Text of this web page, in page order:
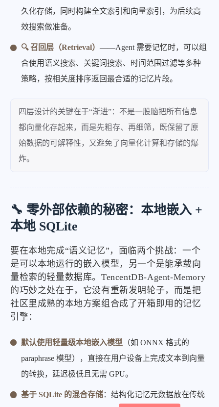
久化存储，同时构建全文索引和向量索引，为后续高
效搜索做准备。
🔍 召回层（Retrieval）——Agent 需要记忆时，可以组
合使用语义搜索、关键词搜索、时间范围过滤等多种
策略，按相关度排序返回最合适的记忆片段。
四层设计的关键在于“渐进”：不是一股脑把所有信息
都向量化存起来，而是先粗存、再细筛，既保留了原
始数据的可解释性，又避免了向量化计算和存储的爆
炸。
🔧 零外部依赖的秘密：本地嵌入 +
本地 SQLite
要在本地完成“语义记忆”，面临两个挑战：一个
是可以本地运行的嵌入模型，另一个是能承载向
量检索的轻量数据库。TencentDB-Agent-Memory
的巧妙之处在于，它没有重新发明轮子，而是把
社区里成熟的本地方案组合成了开箱即用的记忆
引擎：
默认使用轻量级本地嵌入模型 （如 ONNX 格式的
paraphrase 模型），直接在用户设备上完成文本到向量
的转换，延迟极低且无需 GPU。
基于 SQLite 的混合存储：结构化记忆元数据放在传统